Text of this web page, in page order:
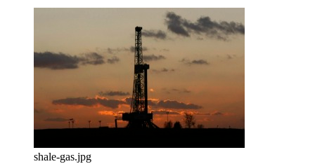
shale-gas.jpg